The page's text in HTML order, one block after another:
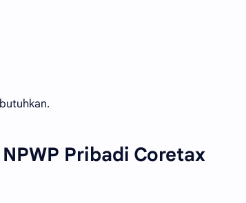
Pribadi Coretax